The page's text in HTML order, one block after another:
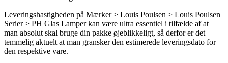
Leveringshastigheden på Mærker > Louis Poulsen > Louis Poulsen
Serier > PH Glas Lamper kan være ultra essentiel i tilfælde af at
man absolut skal bruge din pakke øjeblikkeligt, så derfor er det
temmelig aktuelt at man gransker den estimerede leveringsdato for
den respektive vare.